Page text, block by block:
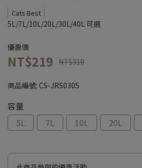
Cats Best
5L/7L/10L/20L/30L/40L 可選
優惠價
NT$219 NT$310
商品編號: CS-JRS0305
容量
5L
7L 10L 20L